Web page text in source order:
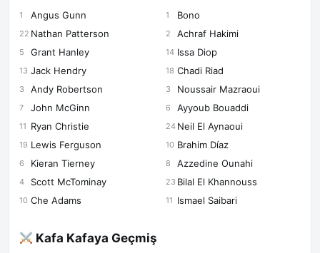
1 Angus Gunn
22 Nathan Patterson
5 Grant Hanley
13 Jack Hendry
3 Andy Robertson
7 John McGinn
11 Ryan Christie
19 Lewis Ferguson
6 Kieran Tierney
4 Scott McTominay
10 Che Adams
1 Bono
2 Achraf Hakimi
14 Issa Diop
18 Chadi Riad
3 Noussair Mazraoui
6 Ayyoub Bouaddi
24 Neil El Aynaoui
10 Brahim Díaz
8 Azzedine Ounahi
23 Bilal El Khannouss
11 Ismael Saibari
Kafa Kafaya Geçmiş